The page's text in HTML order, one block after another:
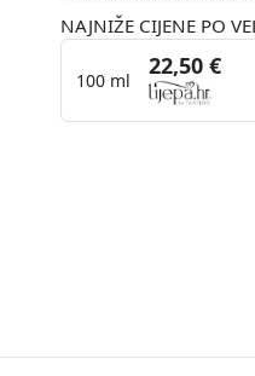
NAJNIŽE CIJENE PO
100 ml
22,50 €